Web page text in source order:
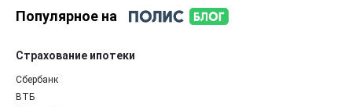
Популярное на
Страхование ипотеки
Сбербанк
ВТБ